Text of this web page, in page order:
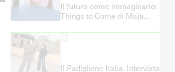
⁠Il futuro come immaginario:
Things to Come di Maja
della Danimarca
Il Padiglione Italia. Intervista